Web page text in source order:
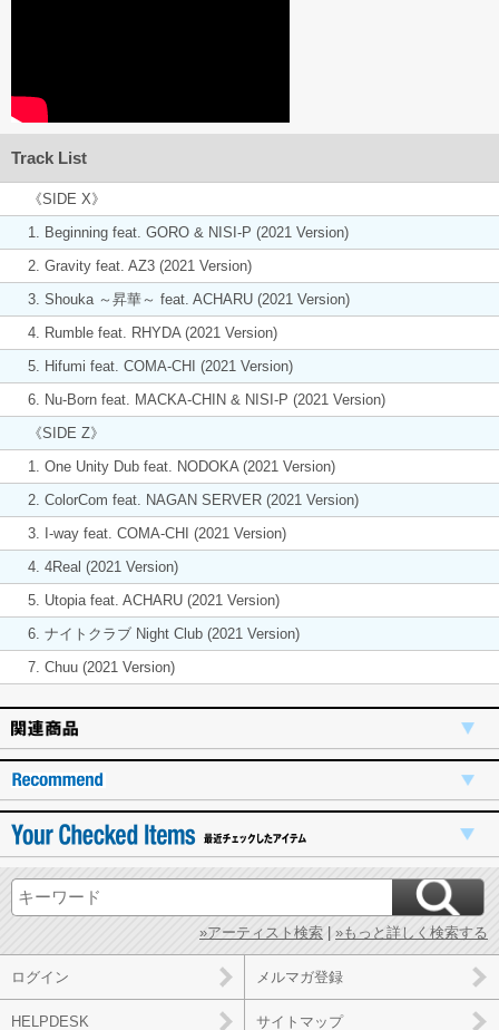
Track List
《SIDE X》
1. Beginning feat. GORO & NISI-P (2021 Version)
2. Gravity feat. AZ3 (2021 Version)
3. Shouka ～昇華～ feat. ACHARU (2021 Version)
4. Rumble feat. RHYDA (2021 Version)
5. Hifumi feat. COMA-CHI (2021 Version)
6. Nu-Born feat. MACKA-CHIN & NISI-P (2021 Version)
《SIDE Z》
1. One Unity Dub feat. NODOKA (2021 Version)
2. ColorCom feat. NAGAN SERVER (2021 Version)
3. I-way feat. COMA-CHI (2021 Version)
4. 4Real (2021 Version)
5. Utopia feat. ACHARU (2021 Version)
6. ナイトクラブ Night Club (2021 Version)
7. Chuu (2021 Version)
»アーティスト検索 »もっと詳しく検索する
ログイン メルマガ登録
HELPDESK サイトマップ